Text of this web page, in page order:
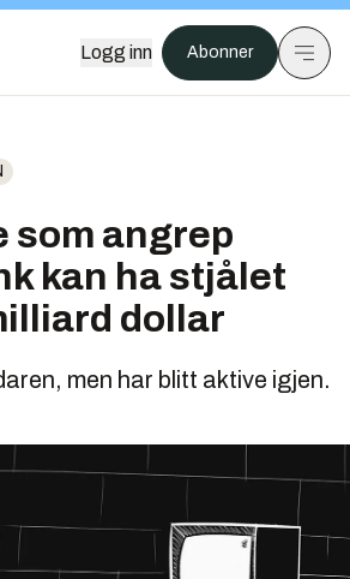
Logg inn Abonner
som angrep
kan ha stjålet
dollar
men har blitt aktive igjen.